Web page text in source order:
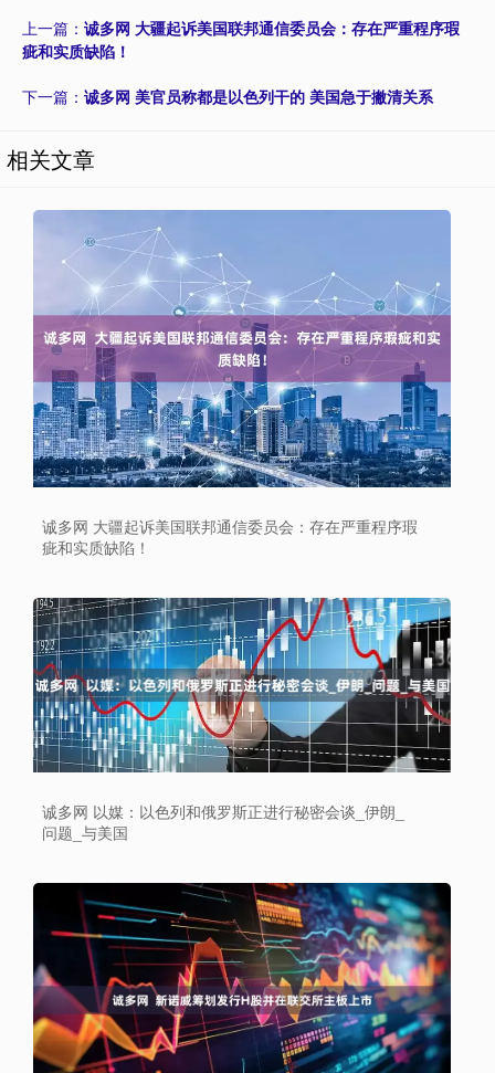
上一篇： 诚多网 大疆起诉美国联邦通信委员会：存在严重程序瑕
疵和实质缺陷！
下一篇： 诚多网 美官员称都是以色列干的 美国急于撇清关系
相关文章
诚多网 大疆起诉美国联邦通信委员会：存在严重程序瑕
疵和实质缺陷！
诚多网 以媒：以色列和俄罗斯正进行秘密会谈_伊朗_
问题_与美国